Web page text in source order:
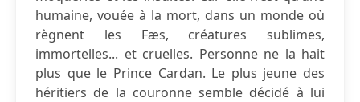
humaine, vouée à la mort, dans un monde où
règnent les Fæs, créatures sublimes,
immortelles... et cruelles. Personne ne la hait
plus que le Prince Cardan. Le plus jeune des
héritiers de la couronne semble décidé à lui